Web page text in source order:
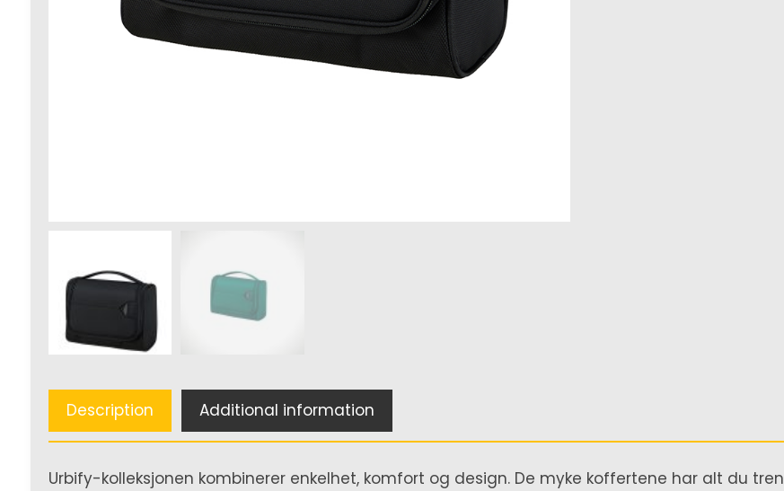
Description Additional information
Urbify-kolleksjonen kombinerer enkelhet, komfort og design. De myke koffertene har alt du